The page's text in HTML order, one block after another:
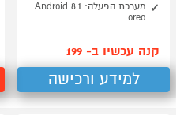
מערכת הפעלה: Android 8.1
oreo
קנה עכשיו ב- 199
למידע ורכישה